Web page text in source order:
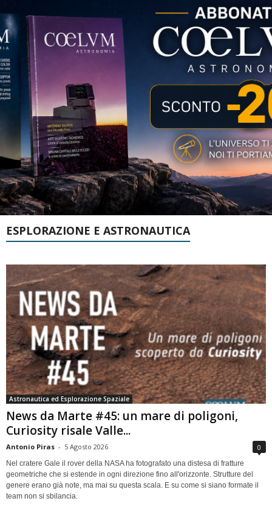
ESPLORAZIONE E ASTRONAUTICA
Astronautica ed Esplorazione Spaziale
News da Marte #45: un mare di poligoni,
Curiosity risale Valle...
Antonio Piras - 5 Agosto 2026 0
Nel cratere Gale il rover della NASA ha fotografato una distesa di fratture
geometriche che si estende in ogni direzione fino all'orizzonte. Strutture del
genere erano già note, ma mai su questa scala. E su come si siano formate il
team non si sbilancia.